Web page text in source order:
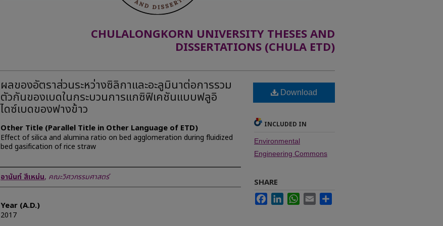
CHULALONGKORN UNIVERSITY THESES AND
DISSERTATIONS (CHULA ETD)
ผลของอัตราส่วนระหว่างซิลิกาและอะลูมินาต่อการรวม
ตัวกันของเบดในกระบวนการแกซิฟิเคชันแบบฟลูอิ
ไดซ์เบดของฟางข้าว
Other Title (Parallel Title in Other Language of ETD)
Effect of silica and alumina ratio on bed agglomeration during fluidized
bed gasification of rice straw
Author
อานันท์ สีเหม่น, คณะวิศวกรรมศาสตร์
Year (A.D.)
2017
Download
INCLUDED IN
Environmental
Engineering Commons
SHARE
FacebookLinkedInWhatsApp
Email